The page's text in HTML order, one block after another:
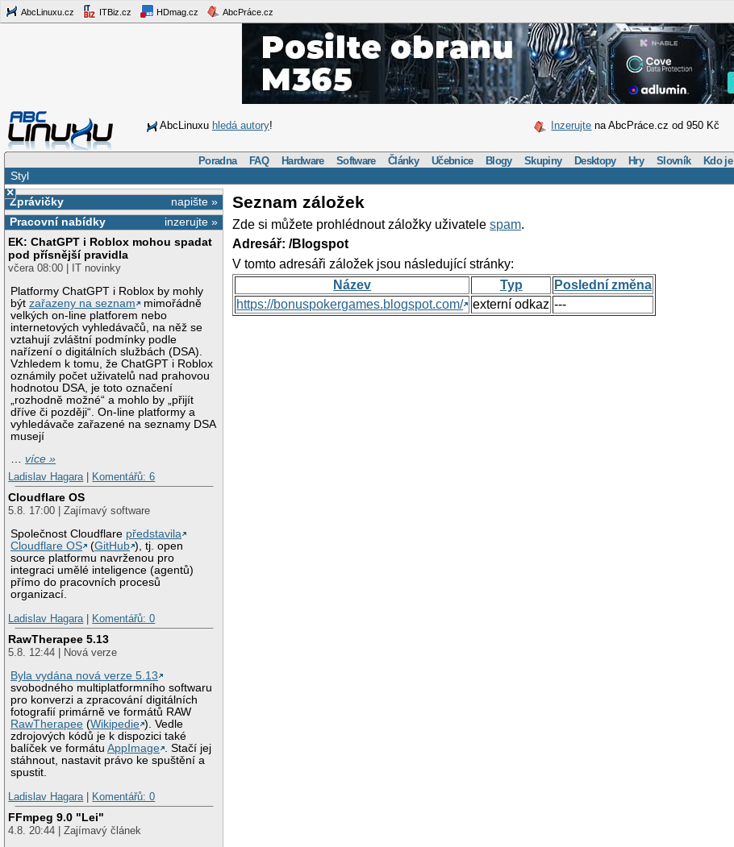
AbcLinuxu.cz ITBiz.cz HDmag.cz AbcPráce.cz
AbcLinuxu hledá autory! Inzerujte na AbcPráce.cz od 950 Kč
Poradna FAQ Hardware Software Články Učebnice Blogy Skupiny Desktopy Hry Slovník Kdo je
Styl
×
napište »
Zprávičky
inzerujte »
Pracovní nabídky
EK: ChatGPT i Roblox mohou spadat
pod přísnější pravidla
včera 08:00 | IT novinky
Platformy ChatGPT i Roblox by mohly
býtzařazeny na seznam
mimořádně
velkých on-line platforem nebo
internetových vyhledávačů, na něž se
vztahují zvláštní podmínky podle
nařízení o digitálních službách (DSA).
Vzhledem k tomu, že ChatGPT i Roblox
oznámily počet uživatelů nad prahovou
hodnotou DSA, je toto označení
„rozhodně možné“ a mohlo by „přijít
dříve či později“. On-line platformy a
vyhledávače zařazené na seznamy DSA
musejí
…více »
Ladislav Hagara
Komentářů: 6
Cloudflare OS
5.8. 17:00 | Zajímavý software
Společnost Cloudflare představila
Cloudflare OS
(GitHub ), tj. open
source platformu navrženou pro
integraci umělé inteligence (agentů)
přímo do pracovních procesů
organizací.
Ladislav Hagara
Komentářů: 0
RawTherapee 5.13
5.8. 12:44 | Nová verze
Byla vydána nová verze 5.13
svobodného multiplatformního softwaru
pro konverzi a zpracování digitálních
fotografií primárně ve formátů RAW
RawTherapee (Wikipedie ). Vedle
zdrojových kódů je k dispozici také
balíček ve formátuAppImage . Stačí jej
stáhnout, nastavit právo ke spuštění a
spustit.
Ladislav Hagara
Komentářů: 0
FFmpeg 9.0 "Lei"
4.8. 20:44 | Zajímavý článek
Seznam záložek
Zde si můžete prohlédnout záložky uživatelespam.
Adresář: /Blogspot
V tomto adresáři záložek jsou následující stránky:
Název
Typ
Poslední změna
https://bonuspokergames.blogspot.com/
externí odkaz ---